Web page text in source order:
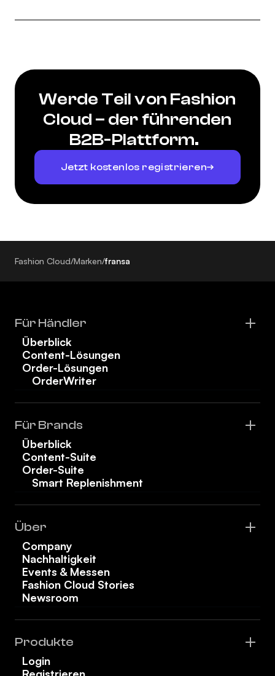
Werde Teil von Fashion
Cloud – der führenden
B2B-Plattform.
Jetzt kostenlos registrieren
Fashion Cloud/Marken/fransa
Für Händler
Überblick
Content-Lösungen
Order-Lösungen
OrderWriter
Für Brands
Überblick
Content-Suite
Order-Suite
Smart Replenishment
Über
Company
Nachhaltigkeit
Events & Messen
Fashion Cloud Stories
Newsroom
Produkte
Login